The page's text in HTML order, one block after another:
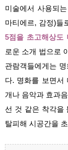
미술에서 사용되
마티에르, 감정)들
5점을 초고해상도
로운 소개 법으로
관람객들에게는
다. 명화를 보면서
개나 음악과 효과
선 것 같은 착각을
탈피해 시공간을